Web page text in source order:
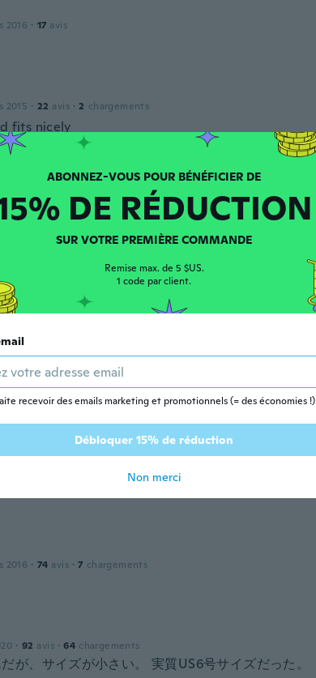
2016 · 17 avis
2015 · 22 avis · 2 chargements
fits nicely
2017 · 389 avis · 287 chargements
ring, perfect size for stacking another ring
2017 · 40 avis · 13 chargements
chargements
2016 · 74 avis · 7 chargements
· 92 avis · 64 chargements
が、サイズが小さい。 実質US6号サイズだった。
DE RÉDUCTION
SUR VOTRE PREMIÈRE COMMANDE
Remise max. de 5 $US.
1 code par client.
recevoir des emails marketing et promotionnels (= des économies !)
Débloquer 15% de réduction
Non merci